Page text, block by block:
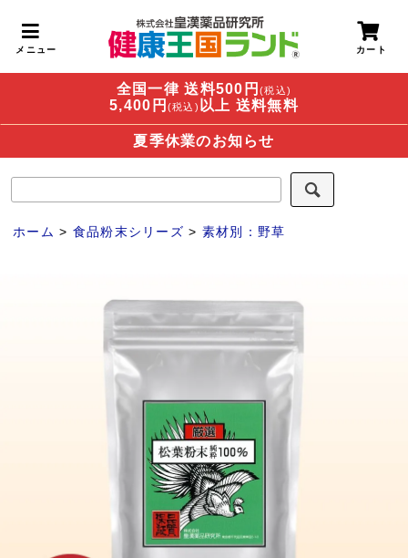
全国一律 送料500円 (税込)
5,400円 (税込) 以上 送料無料
夏季休業のお知らせ
ホーム > 食品粉末シリーズ > 素材別：野草